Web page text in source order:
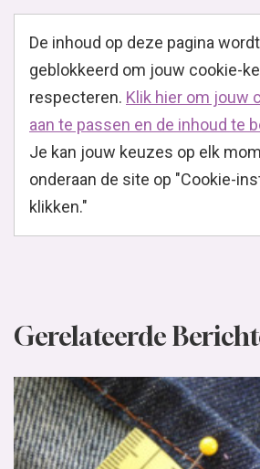
De inhoud op deze pagina
geblokkeerd om jouw cookie-
respecteren. Klik hier om jouw
aan te passen en de inhoud te
Je kan jouw keuzes op elk
onderaan de site op "Cookie-
klikken."
Gerelateerde